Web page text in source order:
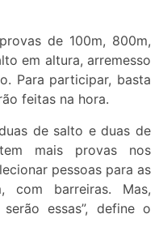
de 100m, 800m,
em altura, arremesso
Para participar, basta
feitas na hora.
de salto e duas de
tem mais provas nos
pessoas para as
com barreiras. Mas,
essas”, define o